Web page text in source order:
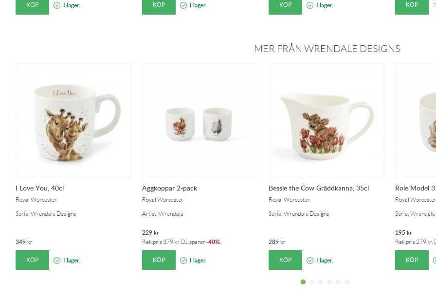
KÖP I lager. KÖP I lager. KÖP I lager. KÖP
MER FRÅN WRENDALE DESIGNS
I Love You, 40cl
Royal Worcester
Serie: Wrendale Designs
349kr
KÖP I lager.
Äggkoppar 2-pack
Royal Worcester
Artist: Wrendale
229kr
Rek.pris 379 kr. Du sparar-40%
KÖP I lager.
Bessie the Cow Gräddkanna, 35cl
Royal Worcester
Serie: Wrendale Designs
289kr
KÖP I lager.
Role Model
Royal Worcester
Serie: Wrendale
195kr
Rek.pris 279 kr.
KÖP